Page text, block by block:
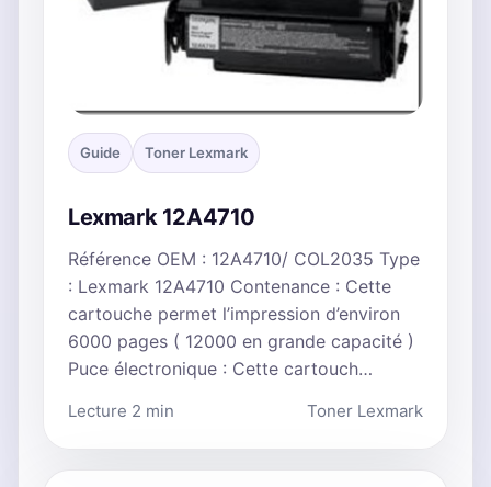
Guide Toner Lexmark
Lexmark 12A4710
Référence OEM : 12A4710/ COL2035 Type
: Lexmark 12A4710 Contenance : Cette
cartouche permet l’impression d’environ
6000 pages ( 12000 en grande capacité )
Puce électronique : Cette cartouch…
Lecture 2 min Toner Lexmark